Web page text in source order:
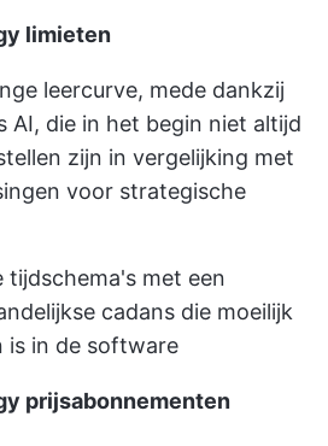
limieten
leercurve, mede dankzij
AI, die in het begin niet altijd
zijn in vergelijking met
voor strategische
tijdschema's met een
cadans die moeilijk
is in de software
prijsabonnementen